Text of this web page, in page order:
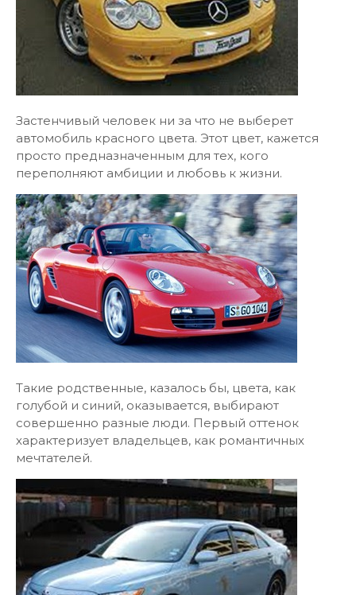
Застенчивый человек ни за что не выберет
автомобиль красного цвета. Этот цвет, кажется
просто предназначенным для тех, кого
переполняют амбиции и любовь к жизни.
Такие родственные, казалось бы, цвета, как
голубой и синий, оказывается, выбирают
совершенно разные люди. Первый оттенок
характеризует владельцев, как романтичных
мечтателей.